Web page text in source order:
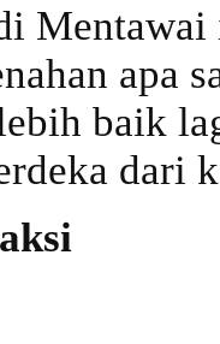
apa
baik
dari